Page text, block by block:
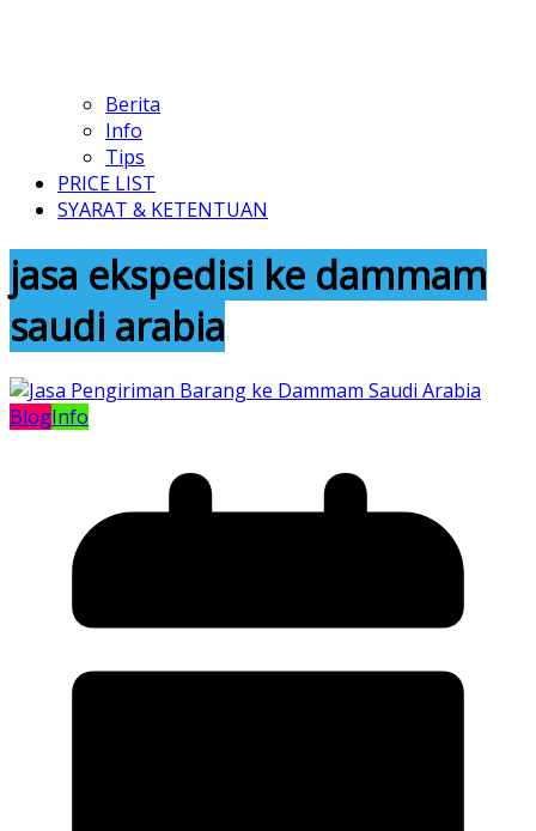
Berita
Info
Tips
PRICE LIST
SYARAT & KETENTUAN
jasa ekspedisi ke dammam
saudi arabia
BlogInfo